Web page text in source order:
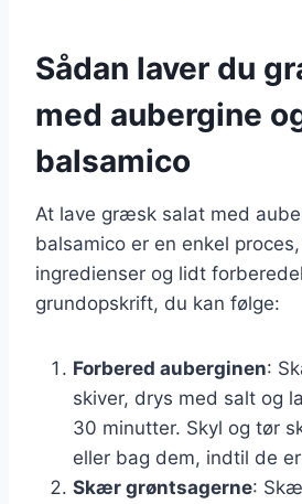
Sådan laver du
med aubergine
balsamico
At lave græsk salat med
balsamico er en enkel
ingredienser og lidt
grundopskrift, du kan følge:
Forbered auberginen:
skiver, drys med salt og
30 minutter. Skyl og tør
eller bag dem, indtil de
Skær grøntsagerne: